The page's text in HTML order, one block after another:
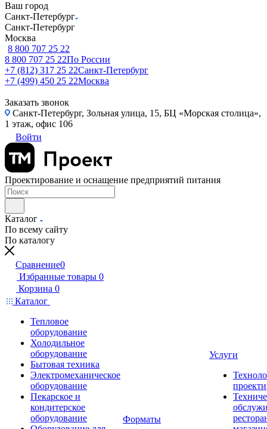
Ваш город
Санкт-Петербург
Санкт-Петербург
Москва
8 800 707 25 22
8 800 707 25 22По России
+7 (812) 317 25 22Санкт-Петербург
+7 (499) 450 25 22Москва
Заказать звонок
Санкт-Петербург, Зольная улица, 15, БЦ «Морская столица»,
1 этаж, офис 106
Войти
Проектирование и оснащение предприятий питания
Каталог
По всему сайту
По каталогу
Сравнение0
Избранные товары 0
Корзина 0
Каталог
Тепловое
оборудование
Холодильное
оборудование
Бытовая техника
Электромеханическое
оборудование
Пекарское и
кондитерское
оборудование
Форматы
Услуги